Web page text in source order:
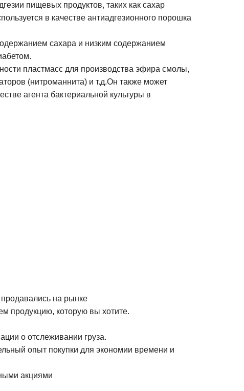
пищевых продуктов, таких как сахар
в качестве антиадгезионного порошка
сахара и низким содержанием
пластмасс для производства эфира смолы,
(нитроманнита) и т.д.Он также может
агента бактериальной культуры в
на рынке
продукцию, которую вы хотите.
о отслеживании груза.
опыт покупки для экономии времени и
акциями